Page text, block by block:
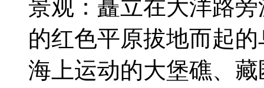
景观：矗立在大洋路
的红色平原拔地而起
海上运动的大堡礁、